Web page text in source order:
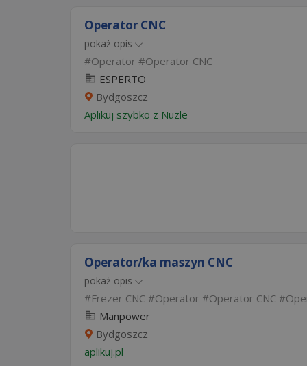
Operator CNC
pokaż opis
Operator
Operator CNC
ESPERTO
Bydgoszcz
Aplikuj szybko z Nuzle
Operator/ka maszyn CNC
pokaż opis
Frezer CNC Operator Operator CNC
Manpower
Bydgoszcz
aplikuj.pl